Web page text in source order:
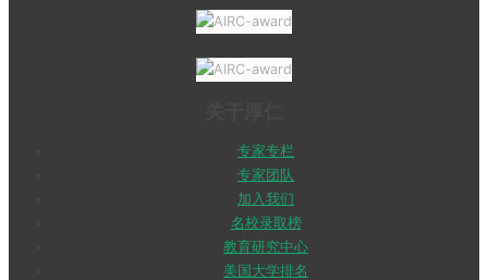
专家专栏
专家团队
加入我们
名校录取榜
教育研究中心
美国大学排名